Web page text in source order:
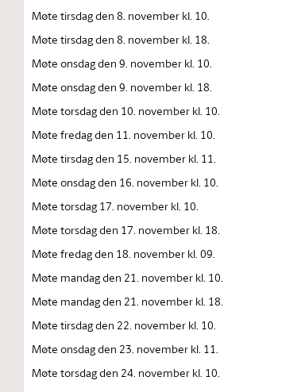
Møte tirsdag den 8. november kl. 10.
Møte tirsdag den 8. november kl. 18.
Møte onsdag den 9. november kl. 10.
Møte onsdag den 9. november kl. 18.
Møte torsdag den 10. november kl. 10.
Møte fredag den 11. november kl. 10.
Møte tirsdag den 15. november kl. 11.
Møte onsdag den 16. november kl. 10.
Møte torsdag 17. november kl. 10.
Møte torsdag den 17. november kl. 18.
Møte fredag den 18. november kl. 09.
Møte mandag den 21. november kl. 10.
Møte mandag den 21. november kl. 18.
Møte tirsdag den 22. november kl. 10.
Møte onsdag den 23. november kl. 11.
Møte torsdag den 24. november kl. 10.